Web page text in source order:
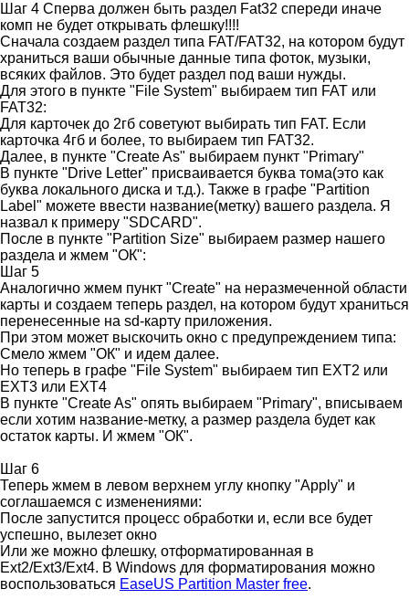
Шаг 4 Сперва должен быть раздел Fat32 спереди иначе
комп не будет открывать флешку!!!!
Сначала создаем раздел типа FAT/FAT32, на котором будут
храниться ваши обычные данные типа фоток, музыки,
всяких файлов. Это будет раздел под ваши нужды.
Для этого в пункте "File System" выбираем тип FAT или
FAT32:
Для карточек до 2гб советуют выбирать тип FAT. Если
карточка 4гб и более, то выбираем тип FAT32.
Далее, в пункте "Create As" выбираем пункт "Primary"
В пункте "Drive Letter" присваивается буква тома(это как
буква локального диска и т.д.). Также в графе "Partition
Label" можете ввести название(метку) вашего раздела. Я
назвал к примеру "SDCARD".
После в пункте "Partition Size" выбираем размер нашего
раздела и жмем "ОК":
Шаг 5
Аналогично жмем пункт "Create" на неразмеченной области
карты и создаем теперь раздел, на котором будут храниться
перенесенные на sd-карту приложения.
При этом может выскочить окно с предупреждением типа:
Смело жмем "ОК" и идем далее.
Но теперь в графе "File System" выбираем тип EXT2 или
EXT3 или EXT4
В пункте "Create As" опять выбираем "Primary", вписываем
если хотим название-метку, а размер раздела будет как
остаток карты. И жмем "ОК".
Шаг 6
Теперь жмем в левом верхнем углу кнопку "Apply" и
соглашаемся с изменениями:
После запустится процесс обработки и, если все будет
успешно, вылезет окно
Или же можно флешку, отформатированная в
Ext2/Ext3/Ext4. В Windows для форматирования можно
воспользоваться EaseUS Partition Master free.